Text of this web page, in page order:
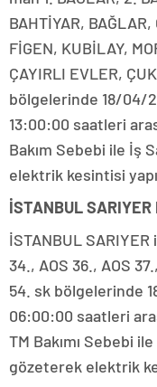
BAHTİYAR,
FİGEN, KUBİLAY,
ÇAYIRLI EVLER,
bölgelerinde 18/04/
13:00:00 saatleri
Bakım Sebebi ile İş
elektrik kesintisi
İSTANBUL
İSTANBUL
34., AOS 36., AOS
54. sk bölgelerinde
06:00:00 saatleri
TM Bakımı Sebebi
gözeterek elektrik